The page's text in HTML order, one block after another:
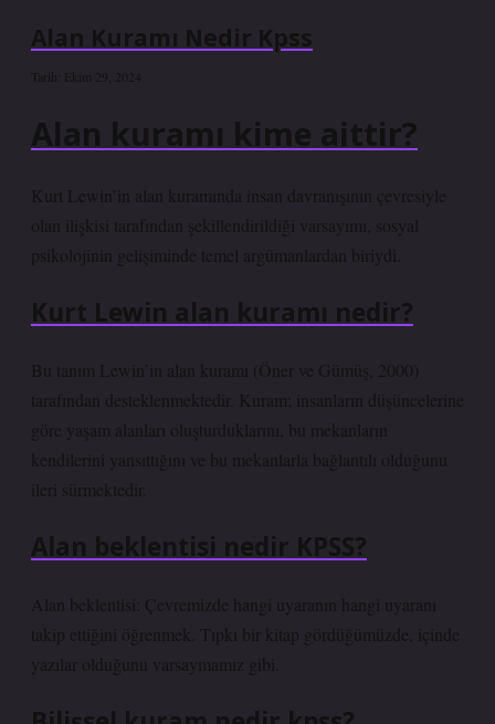
Alan Kuramı Nedir Kpss
Tarih: Ekim 29, 2024
Alan kuramı kime aittir?
Kurt Lewin’in alan kuramında insan davranışının çevresiyle
olan ilişkisi tarafından şekillendirildiği varsayımı, sosyal
psikolojinin gelişiminde temel argümanlardan biriydi.
Kurt Lewin alan kuramı nedir?
Bu tanım Lewin’in alan kuramı (Öner ve Gümüş, 2000)
tarafından desteklenmektedir. Kuram; insanların düşüncelerine
göre yaşam alanları oluşturduklarını, bu mekanların
kendilerini yansıttığını ve bu mekanlarla bağlantılı olduğunu
ileri sürmektedir.
Alan beklentisi nedir KPSS?
Alan beklentisi: Çevremizde hangi uyaranın hangi uyaranı
takip ettiğini öğrenmek. Tıpkı bir kitap gördüğümüzde, içinde
yazılar olduğunu varsaymamız gibi.